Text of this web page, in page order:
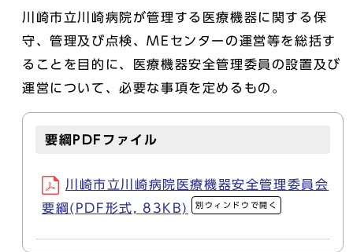
川崎市立川崎病院が管理する医療機器に関する保
守、管理及び点検、MEセンターの運営等を総括す
ることを目的に、医療機器安全管理委員の設置及び
運営について、必要な事項を定めるもの。
要綱PDFファイル
川崎市立川崎病院医療機器安全管理委員会
要綱(PDF形式, 83KB)
別ウィンドウで開く